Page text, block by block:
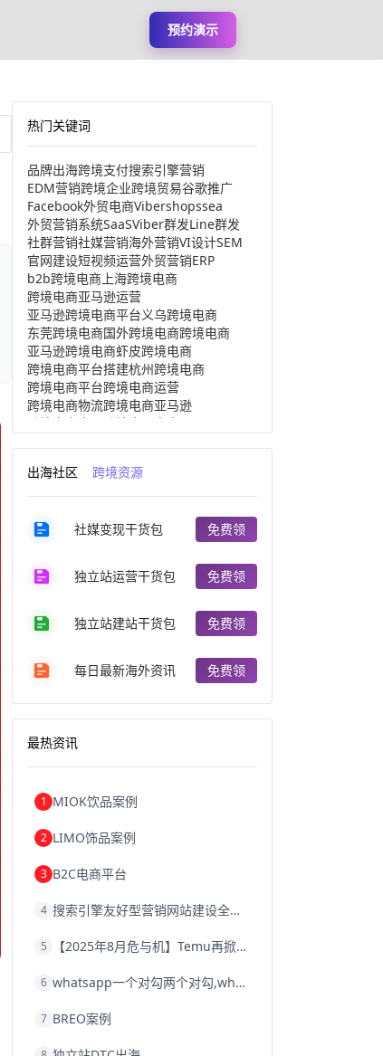
预约演示
热门关键词
品牌出海跨境支付搜索引擎营销
EDM营销跨境企业跨境贸易谷歌推广
Facebook外贸电商Vibershopssea
外贸营销系统SaaSViber群发Line群发
社群营销社媒营销海外营销VI设计SEM
官网建设短视频运营外贸营销ERP
b2b跨境电商 上海跨境电商
跨境电商亚马逊运营
亚马逊跨境电商平台义乌跨境电商
东莞跨境电商国外跨境电商跨境电商
亚马逊跨境电商虾皮跨境电商
跨境电商平台搭建杭州跨境电商
跨境电商平台跨境电商运营
跨境电商物流跨境电商亚马逊
跨境电商产品
跨境出口电商
跨境电商分析进口跨境电商
跨境电商服务广州跨境电商
跨境电商注册跨境电商开店
跨境电商商品个人跨境电商
跨境电商案例国内跨境电商
郑州跨境电商跨境电商趋势
阿里跨境电商
跨境电商费用美国跨境电商
跨境电商教程
独立站跨境电商跨境电商独立站
跨境电商erp西安跨境电商
沈阳跨境电商跨境电商服务平台
跨境电商网店跨境电商物流模式
跨境电商结算浙江跨境电商
跨境电商优势跨境电商的优势seo运营
whatsapp群发
出海社区 跨境资源
社媒变现干货包 免费领
独立站运营干货包 免费领
独立站建站干货包 免费领
每日最新海外资讯 免费领
最热资讯
1 MIOK饮品案例
2 LIMO饰品案例
3 B2C电商平台
4 搜索引擎友好型营销网站建设全攻略
5 【2025年8月危与机】Temu再掀封店风暴，独立站才是跨境卖家的避险通道
6 whatsapp一个对勾两个对勾,whatsapp对勾代表什么意思
7 BREO案例